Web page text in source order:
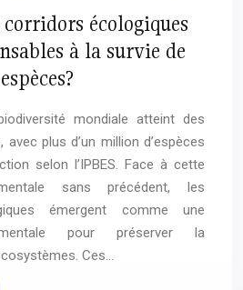
écologiques
à la survie de
mondiale atteint des
avec plus d’un million d’espèces
selon l’IPBES. Face à cette
sans précédent, les
émergent comme une
pour préserver la
Ces…